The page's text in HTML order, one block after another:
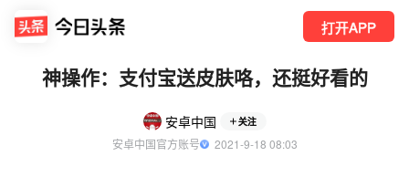
打开APP
神操作：支付宝送皮肤咯，还挺好看的
安卓中国 关注
安卓中国官方账号
  2021-9-18 08:03